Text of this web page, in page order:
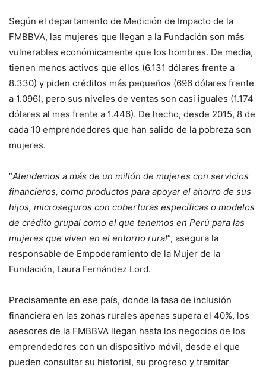
Según el departamento de Medición de Impacto de la
FMBBVA, las mujeres que llegan a la Fundación son más
vulnerables económicamente que los hombres. De media,
tienen menos activos que ellos (6.131 dólares frente a
8.330) y piden créditos más pequeños (696 dólares frente
a 1.096), pero sus niveles de ventas son casi iguales (1.174
dólares al mes frente a 1.446). De hecho, desde 2015, 8 de
cada 10 emprendedores que han salido de la pobreza son
mujeres.
“Atendemos a más de un millón de mujeres con servicios
financieros, como productos para apoyar el ahorro de sus
hijos, microseguros con coberturas específicas o modelos
de crédito grupal como el que tenemos en Perú para las
mujeres que viven en el entorno rural”, asegura la
responsable de Empoderamiento de la Mujer de la
Fundación, Laura Fernández Lord.
Precisamente en ese país, donde la tasa de inclusión
financiera en las zonas rurales apenas supera el 40%, los
asesores de la FMBBVA llegan hasta los negocios de los
emprendedores con un dispositivo móvil, desde el que
pueden consultar su historial, su progreso y tramitar